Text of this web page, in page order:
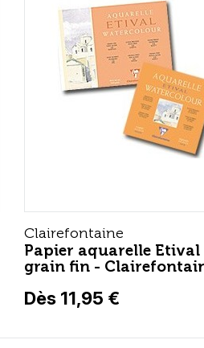
Clairefontaine
Papier aquarelle Etival
grain fin -
Dès 11,95 €